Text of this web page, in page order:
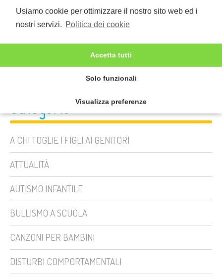
Usiamo cookie per ottimizzare il nostro sito web ed i
nostri servizi. Politica dei cookie
Accetta tutti
Solo funzionali
Visualizza preferenze
Seguici sui Social
Categorie
A CHI TOGLIE I FIGLI AI GENITORI
ATTUALITÀ
AUTISMO INFANTILE
BULLISMO A SCUOLA
CANZONI PER BAMBINI
DISTURBI COMPORTAMENTALI